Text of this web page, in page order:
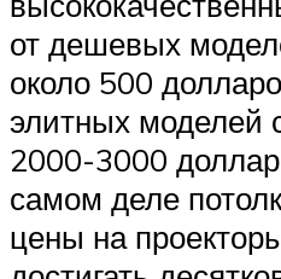
от дешевых
около 500
элитных моделей
2000-3000
самом деле
цены на